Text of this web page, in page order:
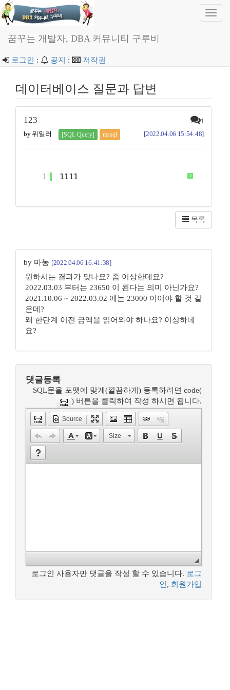
꿈꾸는 개발자, DBA 커뮤니티 구루비
로그인 : 공지 : 저작권
데이터베이스 질문과 답변
123 1
by 뮈일러 [SQL Query] mssql [2022.04.06 15:54:48]
?
1 1111
목록
by 마농 [2022.04.06 16:41:38]
원하시는 결과가 맞나요? 좀 이상한데요?
2022.03.03 부터는 23650 이 된다는 의미 아닌가요?
2021.10.06 ~ 2022.03.02 에는 23000 이어야 할 것 같
은데?
왜 한단계 이전 금액을 읽어와야 하나요? 이상하네
요?
댓글등록
SQL문을 포맷에 맞게(깔끔하게) 등록하려면 code(
) 버튼을 클릭하여 작성 하시면 됩니다.
Source
Size
로그인 사용자만 댓글을 작성 할 수 있습니다. 로그
인 , 회원가입